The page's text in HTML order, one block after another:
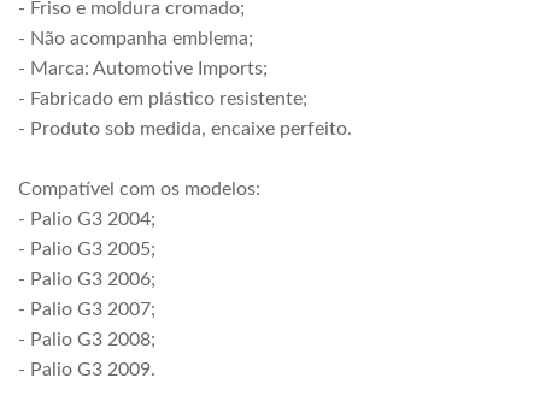
- Friso e moldura cromado;
- Não acompanha emblema;
- Marca: Automotive Imports;
- Fabricado em plástico resistente;
- Produto sob medida, encaixe perfeito.
Compatível com os modelos:
- Palio G3 2004;
- Palio G3 2005;
- Palio G3 2006;
- Palio G3 2007;
- Palio G3 2008;
- Palio G3 2009.